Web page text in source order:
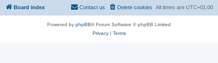
Board index All times are UTC+01:00
Delete cookies
Contact us
Powered by phpBB® Forum Software © phpBB Limited
Privacy| Terms